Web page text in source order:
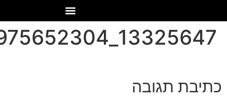
13325647_478779975652304_128191516496360532_n
כתיבת תגובה